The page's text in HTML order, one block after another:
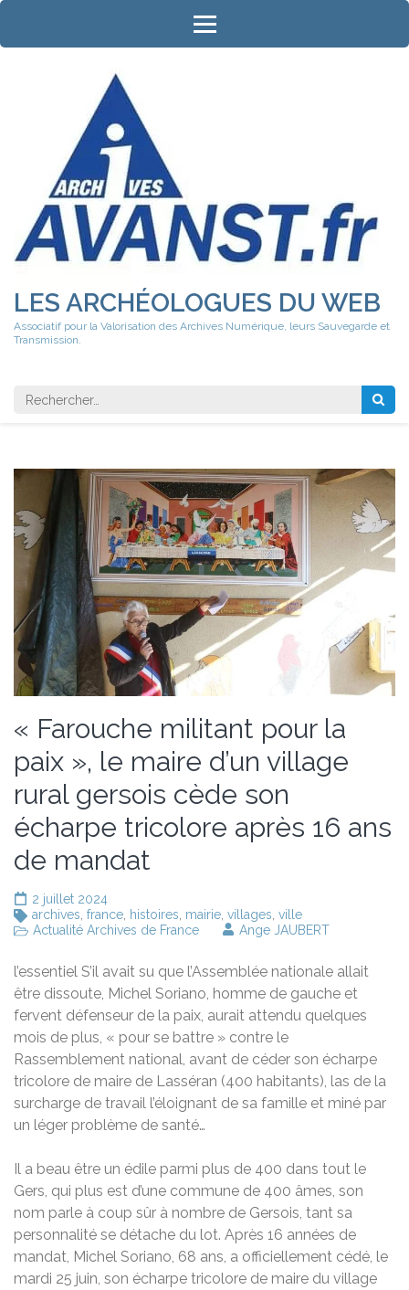
Aller
contenu
LES ARCHÉOLOGUES DU WEB
Associatif pour la Valorisation des Archives Numérique, leurs Sauvegarde et
Transmission.
Rechercher
« Farouche militant pour la
paix », le maire d’un village
rural gersois cède son
écharpe tricolore après 16 ans
de mandat
2 juillet 2024
archives france histoires mairie villages ville
Actualité Archives de France
Ange JAUBERT
l’essentiel S’il avait su que l’Assemblée nationale allait
être dissoute, Michel Soriano, homme de gauche et
fervent défenseur de la paix, aurait attendu quelques
mois de plus, « pour se battre » contre le
Rassemblement national, avant de céder son écharpe
tricolore de maire de Lasséran (400 habitants), las de la
surcharge de travail l’éloignant de sa famille et miné par
un léger problème de santé…
Il a beau être un édile parmi plus de 400 dans tout le
Gers, qui plus est d’une commune de 400 âmes, son
nom parle à coup sûr à nombre de Gersois, tant sa
personnalité se détache du lot. Après 16 années de
mandat, Michel Soriano, 68 ans, a officiellement cédé, le
mardi 25 juin, son écharpe tricolore de maire du village